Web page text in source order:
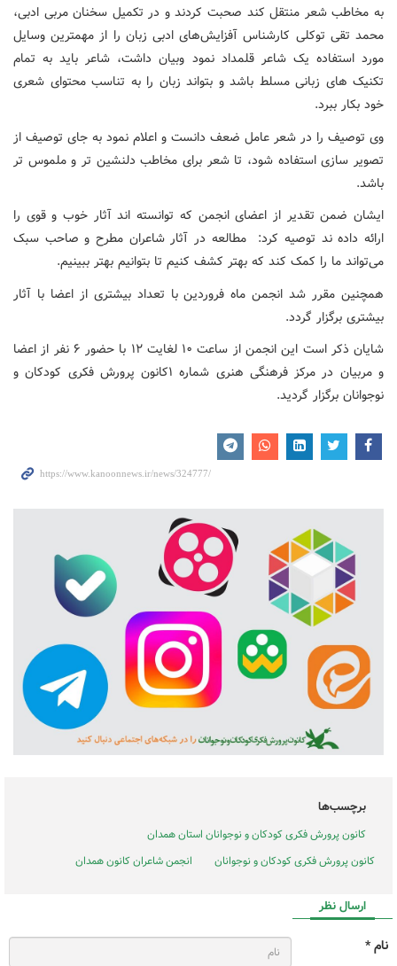
به مخاطب شعر منتقل کند صحبت کردند و در تکمیل سخنان مربی ادبی،
محمد تقی توکلی کارشناس آفزایش‌های ادبی زبان را از مهمترین وسایل
مورد استفاده یک شاعر قلمداد نمود وبیان داشت، شاعر باید به تمام
تکنیک های زبانی مسلط باشد و بتواند زبان را به تناسب محتوای شعری
خود بکار ببرد.
وی توصیف را در شعر عامل ضعف دانست و اعلام نمود به جای توصیف از
تصویر سازی استفاده شود، تا شعر برای مخاطب دلنشین تر و ملموس تر
باشد.
ایشان ضمن تقدیر از اعضای انجمن که توانسته ‌اند آثار خوب و قوی را
ارائه داده ند توصیه کرد: مطالعه در آثار شاعران مطرح و صاحب سبک
می‌تواند ما را کمک کند که بهتر کشف کنیم تا بتوانیم بهتر ببینیم.
همچنین مقرر شد انجمن ماه فروردین با تعداد بیشتری از اعضا با آثار
بیشتری برگزار گردد.
شایان ذکر است این انجمن از ساعت ۱۰ لغایت ۱۲ با حضور ۶ نفر از اعضا
و مربیان در مرکز فرهنگی هنری شماره ۱کانون پرورش فکری کودکان و
نوجوانان برگزار گردید.
برچسب‌ها
کانون پرورش فکری کودکان و نوجوانان استان همدان
کانون پرورش فکری کودکان و نوجوانان
انجمن شاعران کانون همدان
ارسال نظر
نام *